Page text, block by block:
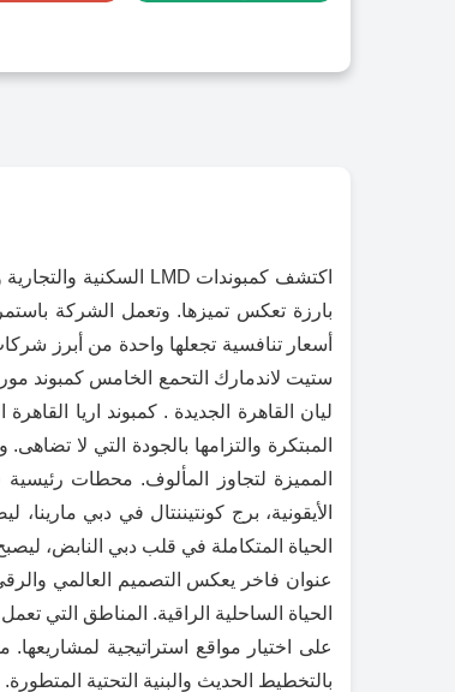
بارزة تعكس تميزها. وتعمل الشركة
أسعار تنافسية تجعلها واحدة من أبرز
ستيت لاندمارك التحمع الخامس كمبوند
المبتكرة والتزامها بالجودة التي لا
الحياة الساحلية الراقية. المناطق التي
على اختيار مواقع استراتيجية
بالتخطيط الحديث والبنية التحتية